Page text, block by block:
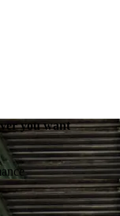
you want